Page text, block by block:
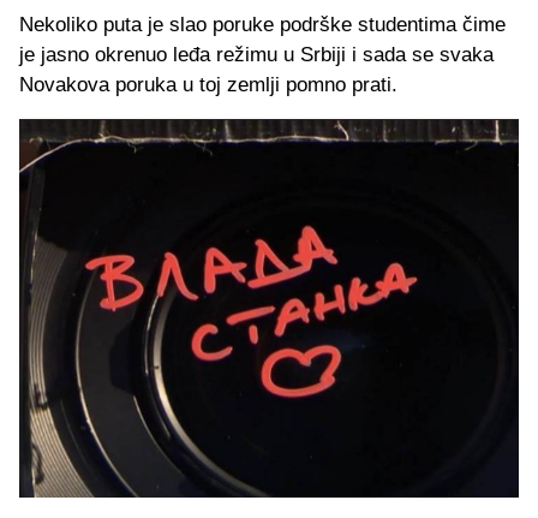
Nekoliko puta je slao poruke podrške studentima čime
je jasno okrenuo leđa režimu u Srbiji i sada se svaka
Novakova poruka u toj zemlji pomno prati.